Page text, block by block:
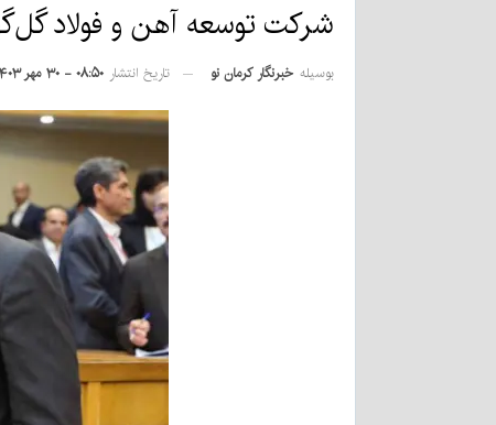
شرکت توسعه آهن و فولاد
بوسیله خبرنگار کرمان نو تاریخ انتشار ۰۸:۵۰ - ۳۰ مهر ۱۴۰۳